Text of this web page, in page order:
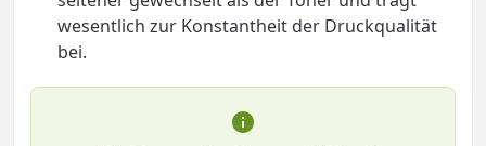
wesentlich zur Konstantheit der Druckqualität
bei.